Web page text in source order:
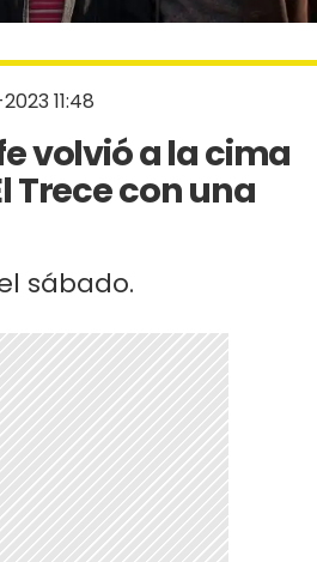
11:48
volvió a la cima
Trece con una
sábado.